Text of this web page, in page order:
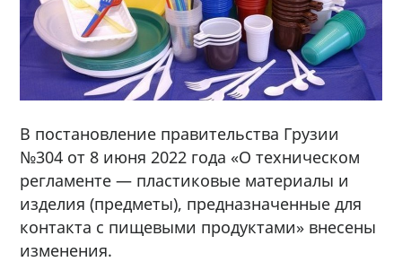
В постановление правительства Грузии
№304 от 8 июня 2022 года «О техническом
регламенте — пластиковые материалы и
изделия (предметы), предназначенные для
контакта с пищевыми продуктами» внесены
изменения.